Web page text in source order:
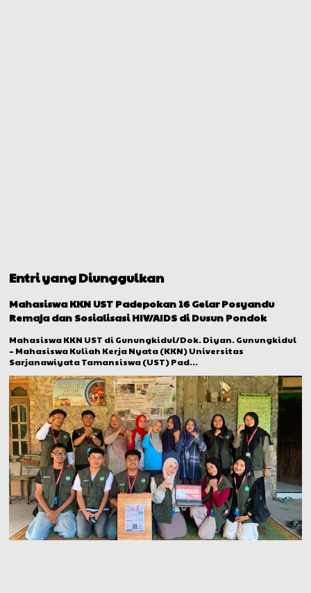
Entri yang Diunggulkan
Mahasiswa KKN UST Padepokan 16 Gelar Posyandu
Remaja dan Sosialisasi HIV/AIDS di Dusun Pondok
Mahasiswa KKN UST di Gunungkidul/Dok. Diyan. Gunungkidul
– Mahasiswa Kuliah Kerja Nyata (KKN) Universitas
Sarjanawiyata Tamansiswa (UST) Pad...